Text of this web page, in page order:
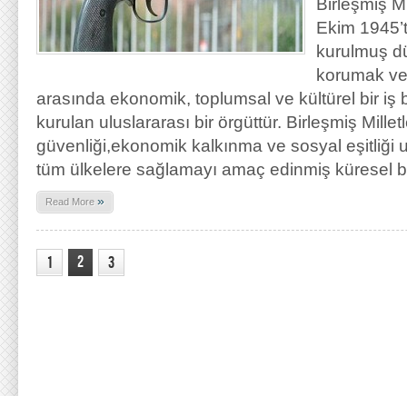
Birleşmiş
Ekim
kurulmuş
korumak
arasında ekonomik, toplumsal ve kültürel bir iş
kurulan uluslararası bir örgüttür. Birleşmiş
güvenliği,ekonomik kalkınma ve sosyal eşitliği
tüm ülkelere sağlamayı amaç edinmiş küresel
Read More »
1 2 3